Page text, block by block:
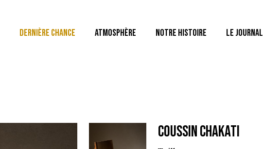
DERNIÈRE CHANCE ATMOSPHÈRE NOTRE HISTOIRE LE JOURNAL
COUSSIN CHAKATI